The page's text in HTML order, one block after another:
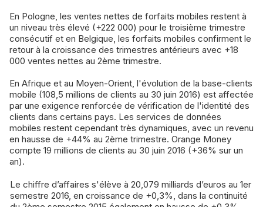
En Pologne, les ventes nettes de forfaits mobiles restent à
un niveau très élevé (+222 000) pour le troisième trimestre
consécutif et en Belgique, les forfaits mobiles confirment le
retour à la croissance des trimestres antérieurs avec +18
000 ventes nettes au 2ème trimestre.
En Afrique et au Moyen-Orient, l'évolution de la base-clients
mobile (108,5 millions de clients au 30 juin 2016) est affectée
par une exigence renforcée de vérification de l'identité des
clients dans certains pays. Les services de données
mobiles restent cependant très dynamiques, avec un revenu
en hausse de +44% au 2ème trimestre. Orange Money
compte 19 millions de clients au 30 juin 2016 (+36% sur un
an).
Le chiffre d’affaires s'élève à 20,079 milliards d’euros au 1er
semestre 2016, en croissance de +0,3%, dans la continuité